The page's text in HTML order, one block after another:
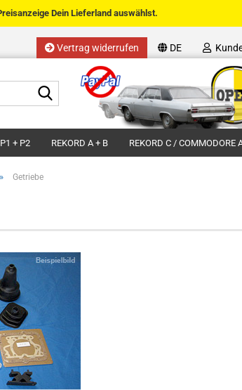
Vertrag widerrufen DE
auswählen
Passwort
Passwort vergessen?
Suche...
Dein Lieferland auswählst.
+ P2 REKORD A + B REKORD C / COMMODORE
» Getriebe